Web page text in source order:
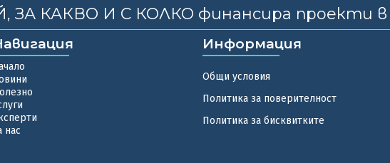
ЗА КАКВО И С КОЛКО финансира проекти в
нас
Информация
Общи условия
Политика за поверителност
Политика за бисквитките